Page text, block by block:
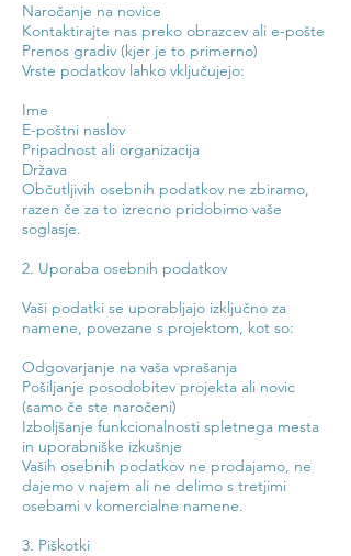
Naročanje na novice
Kontaktirajte nas preko obrazcev ali e-pošte
Prenos gradiv (kjer je to primerno)
Vrste podatkov lahko vključujejo:
Ime
E-poštni naslov
Pripadnost ali organizacija
Država
Občutljivih osebnih podatkov ne zbiramo,
razen če za to izrecno pridobimo vaše
soglasje.
2. Uporaba osebnih podatkov
Vaši podatki se uporabljajo izključno za
namene, povezane s projektom, kot so:
Odgovarjanje na vaša vprašanja
Pošiljanje posodobitev projekta ali novic
(samo če ste naročeni)
Izboljšanje funkcionalnosti spletnega mesta
in uporabniške izkušnje
Vaših osebnih podatkov ne prodajamo, ne
dajemo v najem ali ne delimo s tretjimi
osebami v komercialne namene.
3. Piškotki